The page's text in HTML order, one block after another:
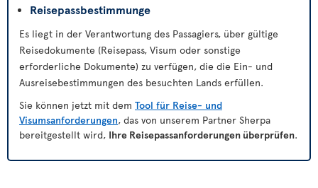
Reisepassbestimmunge
Es liegt in der Verantwortung des Passagiers, über gültige
Reisedokumente (Reisepass, Visum oder sonstige
erforderliche Dokumente) zu verfügen, die die Ein- und
Ausreisebestimmungen des besuchten Lands erfüllen.
Sie können jetzt mit dem Tool für Reise- und
Visumsanforderungen, das von unserem Partner Sherpa
bereitgestellt wird, Ihre Reisepassanforderungen überprüfen.